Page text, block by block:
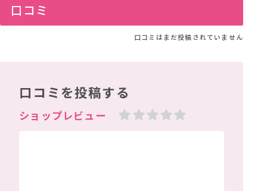
口コミ
口コミはまだ投稿されていません
口コミを投稿する